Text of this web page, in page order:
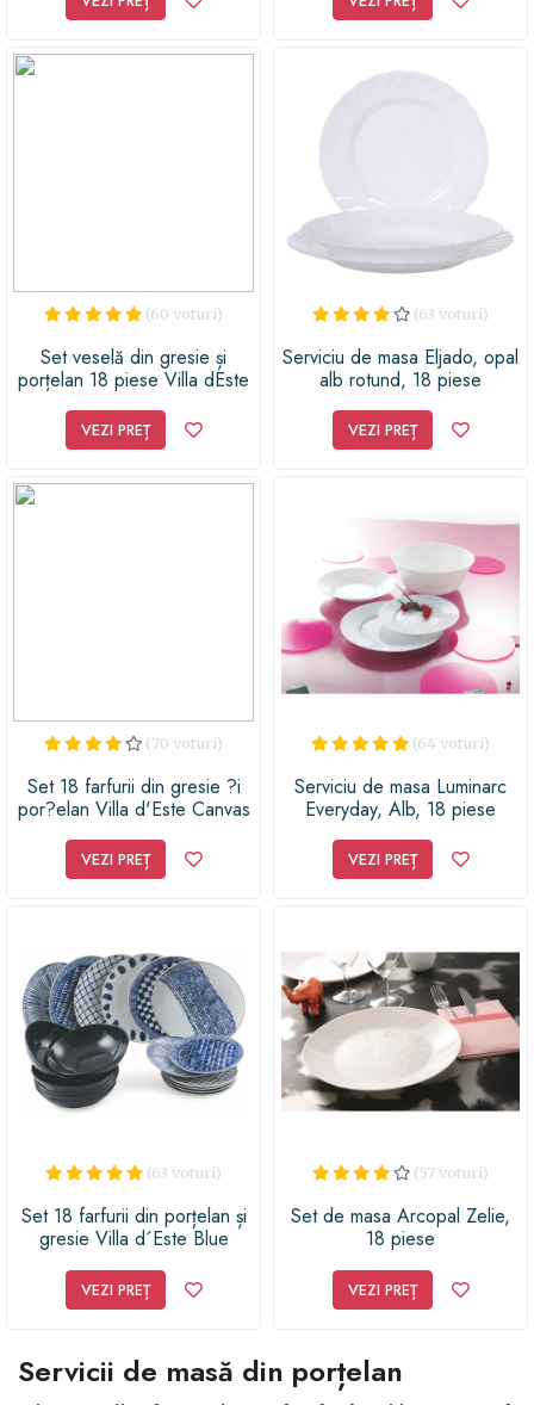
(60 voturi)
Set veselă din gresie și
porțelan 18 piese Villa dEste
VEZI PREȚ
(63 voturi)
Serviciu de masa Eljado, opal
alb rotund, 18 piese
VEZI PREȚ
(70 voturi)
Set 18 farfurii din gresie ?i
por?elan Villa d'Este Canvas
VEZI PREȚ
(64 voturi)
Serviciu de masa Luminarc
Everyday, Alb, 18 piese
VEZI PREȚ
(63 voturi)
Set 18 farfurii din porțelan și
gresie Villa d´Este Blue
VEZI PREȚ
(57 voturi)
Set de masa Arcopal Zelie,
18 piese
VEZI PREȚ
Servicii de masă din porțelan